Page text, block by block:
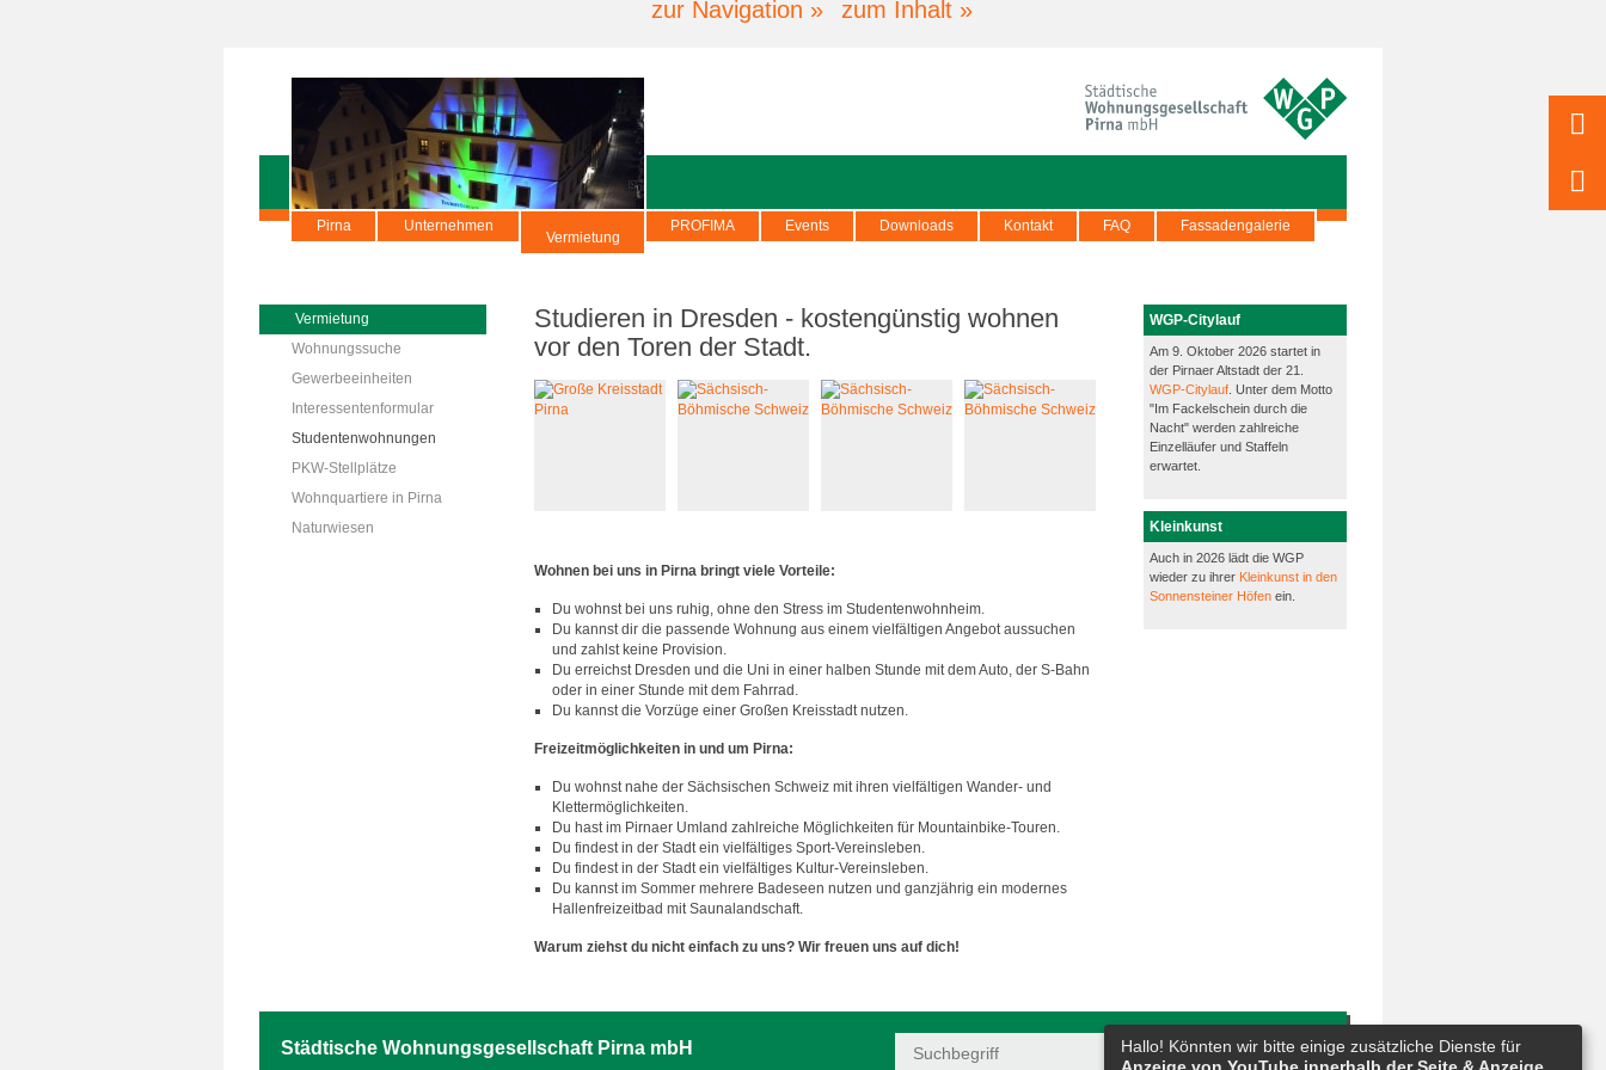
zur Navigation » zum Inhalt »
Pirna Unternehmen
Vermietung
PROFIMA Events Downloads Kontakt FAQ Fassadengalerie
Vermietung
Wohnungssuche
Gewerbeeinheiten
Interessentenformular
Studentenwohnungen
PKW-Stellplätze
Wohnquartiere in Pirna
Naturwiesen
Studieren in Dresden - kostengünstig wohnen
vor den Toren der Stadt.
Wohnen bei uns in Pirna bringt viele Vorteile:
Du wohnst bei uns ruhig, ohne den Stress im Studentenwohnheim.
Du kannst dir die passende Wohnung aus einem vielfältigen Angebot aussuchen
und zahlst keine Provision.
Du erreichst Dresden und die Uni in einer halben Stunde mit dem Auto, der S-Bahn
oder in einer Stunde mit dem Fahrrad.
Du kannst die Vorzüge einer Großen Kreisstadt nutzen.
Freizeitmöglichkeiten in und um Pirna:
Du wohnst nahe der Sächsischen Schweiz mit ihren vielfältigen Wander- und
Klettermöglichkeiten.
Du hast im Pirnaer Umland zahlreiche Möglichkeiten für Mountainbike-Touren.
Du findest in der Stadt ein vielfältiges Sport-Vereinsleben.
Du findest in der Stadt ein vielfältiges Kultur-Vereinsleben.
Du kannst im Sommer mehrere Badeseen nutzen und ganzjährig ein modernes
Hallenfreizeitbad mit Saunalandschaft.
Warum ziehst du nicht einfach zu uns? Wir freuen uns auf dich!
WGP-Citylauf
Am 9. Oktober 2026 startet in
der Pirnaer Altstadt der 21.
WGP-Citylauf . Unter dem Motto
"Im Fackelschein durch die
Nacht" werden zahlreiche
Einzelläufer und Staffeln
erwartet.
Kleinkunst
Auch in 2026 lädt die WGP
wieder zu ihrer Kleinkunst in den
Sonnensteiner Höfen ein.
Städtische Wohnungsgesellschaft Pirna mbH
Hallo! Könnten wir bitte einige zusätzliche Dienste für